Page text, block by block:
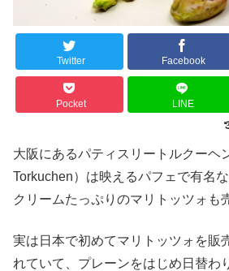
Twitter Facebook
Pocket LINE
大阪にあるパティスリートルクーヘ
Torkuchen）は映えるパフェで有名な
クリームたっぷりのマリトッツォも
実は日本で初めてマリトッツォを販
れていて、プレーンをはじめ日替わ